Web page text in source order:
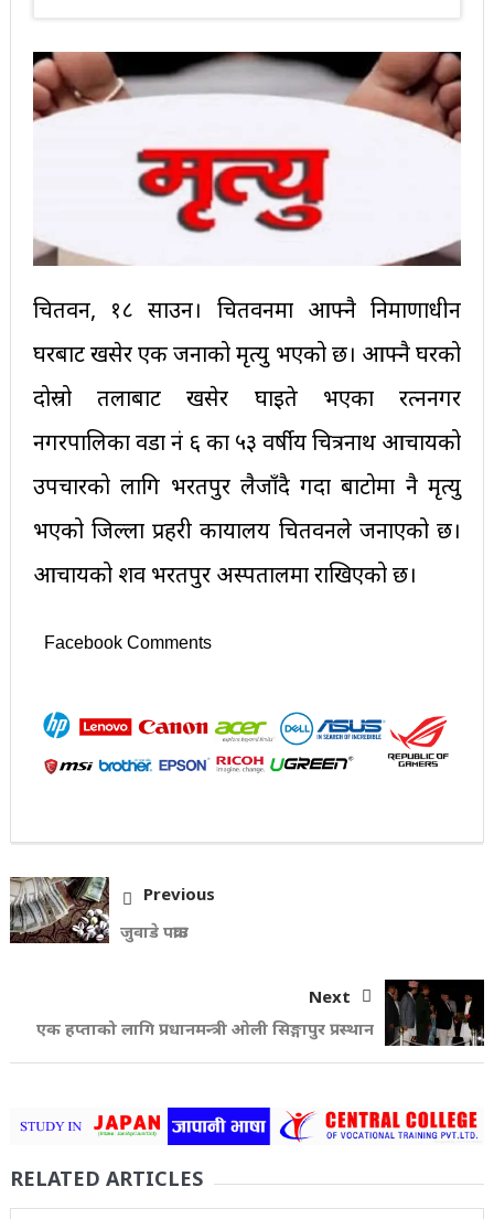
चितवन, १८ साउन। चितवनमा आफ्नै निर्माणाधीन
घरबाट खसेर एक जनाको मृत्यु भएको छ। आफ्नै घरको
दोस्रो तलाबाट खसेर घाइते भएका रत्ननगर
नगरपालिका वडा नं ६ का ५३ वर्षीय चित्रनाथ आचार्यको
उपचारको लागि भरतपुर लैजाँदै गर्दा बाटोमा नै मृत्यु
भएको जिल्ला प्रहरी कार्यालय चितवनले जनाएको छ।
आचार्यको शव भरतपुर अस्पतालमा राखिएको छ।
Facebook Comments
Previous
जुवाडे पक्राउ
Next
एक हप्ताको लागि प्रधानमन्त्री ओली सिङ्गापुर प्रस्थान
RELATED ARTICLES